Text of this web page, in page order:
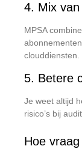
4. Mix
MPSA
clouddiensten.
5. Betere
Je weet altijd
risico’s bij
Hoe